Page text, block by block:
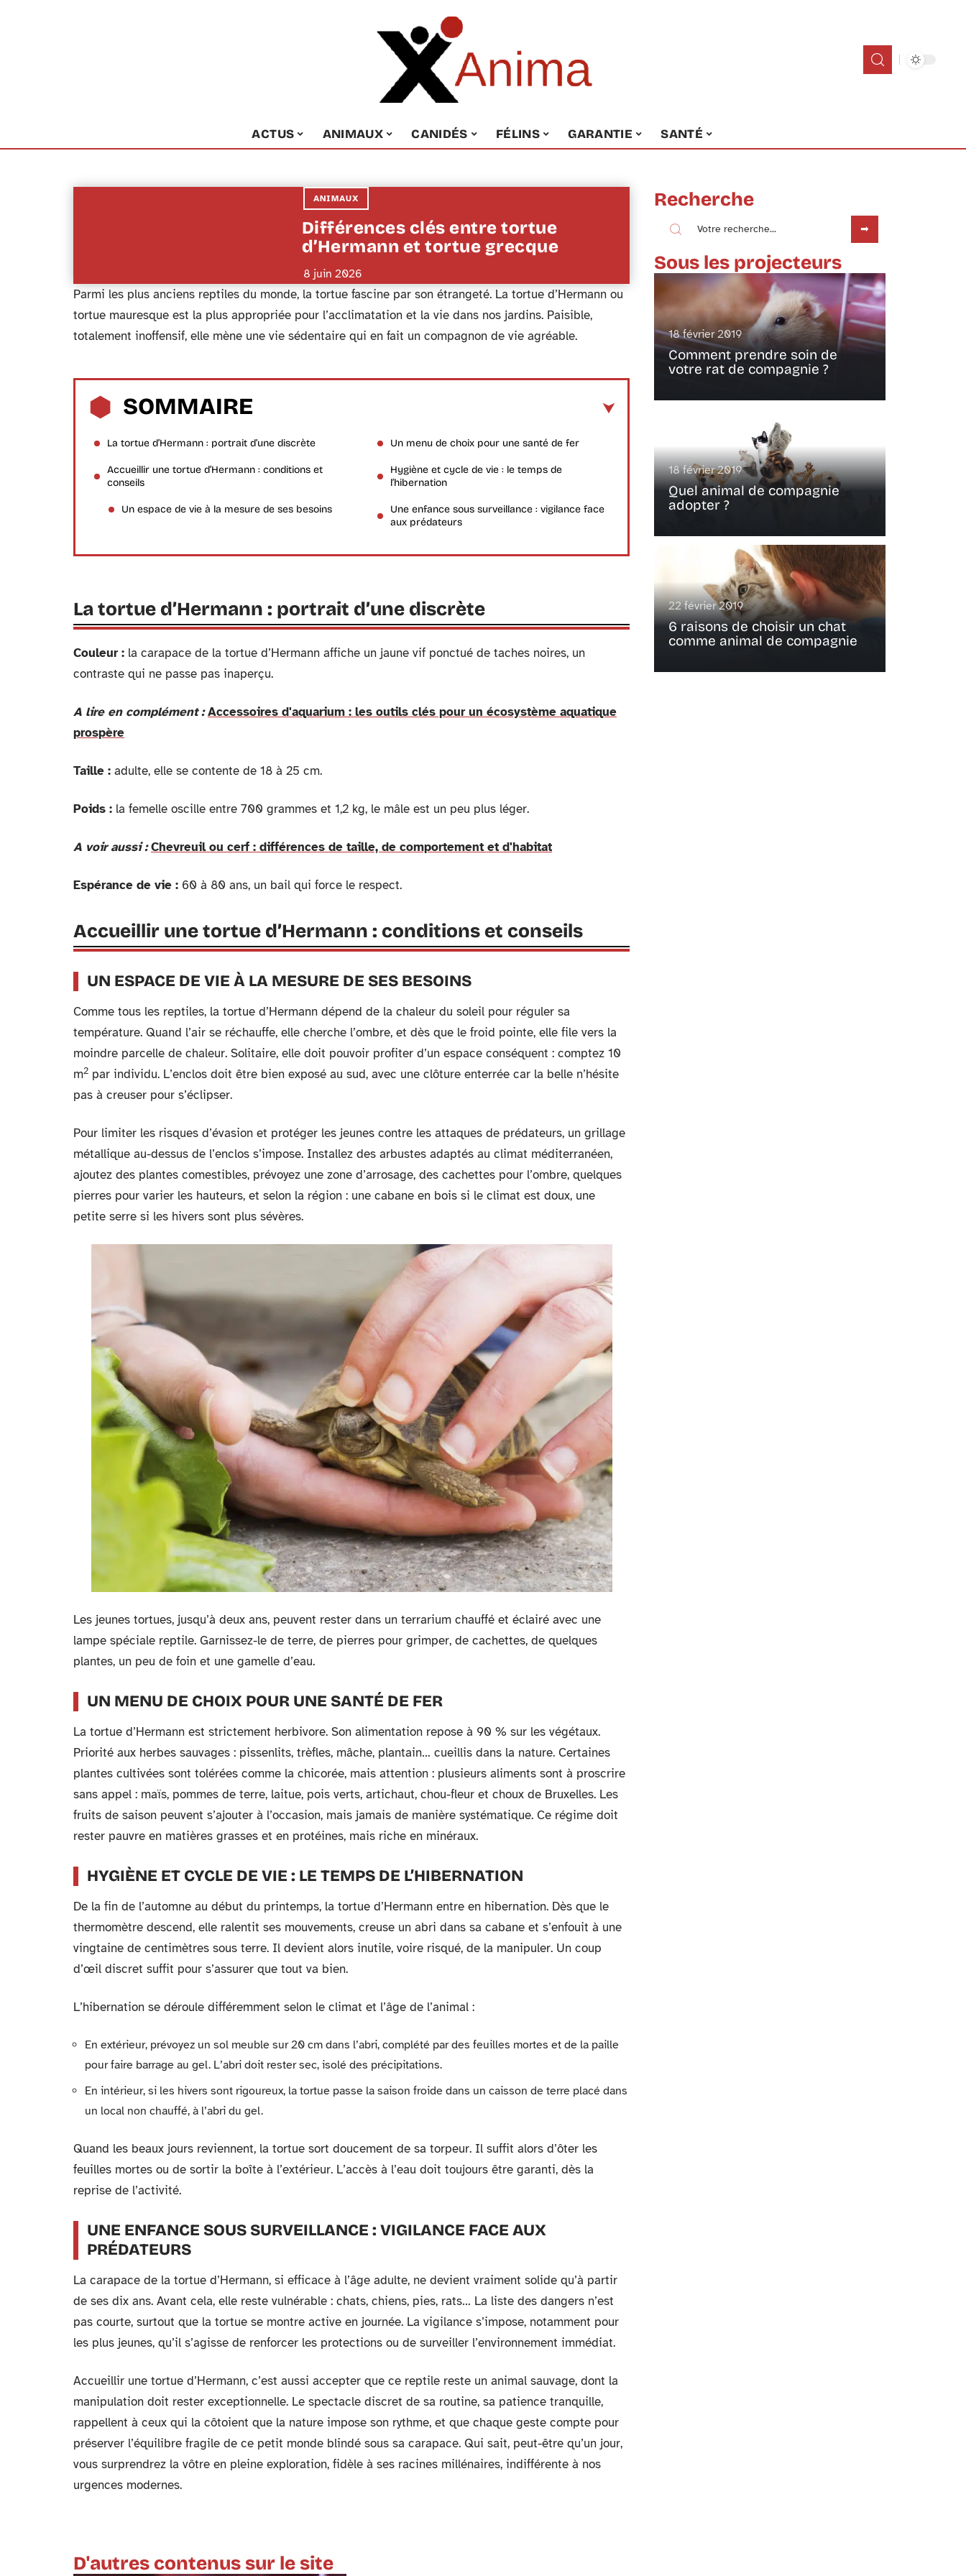
ACTUS ANIMAUX CANIDÉS FÉLINS GARANTIE SANTÉ
ANIMAUX
Différences clés entre tortue
d’Hermann et tortue grecque
8 juin 2026
Parmi les plus anciens reptiles du monde, la tortue fascine par son étrangeté. La tortue d’Hermann ou
tortue mauresque est la plus appropriée pour l’acclimatation et la vie dans nos jardins. Paisible,
totalement inoffensif, elle mène une vie sédentaire qui en fait un compagnon de vie agréable.
SOMMAIRE
La tortue d’Hermann : portrait d’une discrète
Accueillir une tortue d’Hermann : conditions et
conseils
Un espace de vie à la mesure de ses besoins
Un menu de choix pour une santé de fer
Hygiène et cycle de vie : le temps de
l’hibernation
Une enfance sous surveillance : vigilance face
aux prédateurs
La tortue d’Hermann : portrait d’une discrète
Couleur : la carapace de la tortue d’Hermann affiche un jaune vif ponctué de taches noires, un
contraste qui ne passe pas inaperçu.
A lire en complément : Accessoires d'aquarium : les outils clés pour un écosystème aquatique
prospère
Taille : adulte, elle se contente de 18 à 25 cm.
Poids : la femelle oscille entre 700 grammes et 1,2 kg, le mâle est un peu plus léger.
A voir aussi : Chevreuil ou cerf : différences de taille, de comportement et d'habitat
Espérance de vie : 60 à 80 ans, un bail qui force le respect.
Accueillir une tortue d’Hermann : conditions et conseils
UN ESPACE DE VIE À LA MESURE DE SES BESOINS
Comme tous les reptiles, la tortue d’Hermann dépend de la chaleur du soleil pour réguler sa
température. Quand l’air se réchauffe, elle cherche l’ombre, et dès que le froid pointe, elle file vers la
moindre parcelle de chaleur. Solitaire, elle doit pouvoir profiter d’un espace conséquent : comptez 10
m2 par individu. L’enclos doit être bien exposé au sud, avec une clôture enterrée car la belle n’hésite
pas à creuser pour s’éclipser.
Pour limiter les risques d’évasion et protéger les jeunes contre les attaques de prédateurs, un grillage
métallique au-dessus de l’enclos s’impose. Installez des arbustes adaptés au climat méditerranéen,
ajoutez des plantes comestibles, prévoyez une zone d’arrosage, des cachettes pour l’ombre, quelques
pierres pour varier les hauteurs, et selon la région : une cabane en bois si le climat est doux, une
petite serre si les hivers sont plus sévères.
Les jeunes tortues, jusqu’à deux ans, peuvent rester dans un terrarium chauffé et éclairé avec une
lampe spéciale reptile. Garnissez-le de terre, de pierres pour grimper, de cachettes, de quelques
plantes, un peu de foin et une gamelle d’eau.
UN MENU DE CHOIX POUR UNE SANTÉ DE FER
La tortue d’Hermann est strictement herbivore. Son alimentation repose à 90 % sur les végétaux.
Priorité aux herbes sauvages : pissenlits, trèfles, mâche, plantain… cueillis dans la nature. Certaines
plantes cultivées sont tolérées comme la chicorée, mais attention : plusieurs aliments sont à proscrire
sans appel : maïs, pommes de terre, laitue, pois verts, artichaut, chou-fleur et choux de Bruxelles. Les
fruits de saison peuvent s’ajouter à l’occasion, mais jamais de manière systématique. Ce régime doit
rester pauvre en matières grasses et en protéines, mais riche en minéraux.
HYGIÈNE ET CYCLE DE VIE : LE TEMPS DE L’HIBERNATION
De la fin de l’automne au début du printemps, la tortue d’Hermann entre en hibernation. Dès que le
thermomètre descend, elle ralentit ses mouvements, creuse un abri dans sa cabane et s’enfouit à une
vingtaine de centimètres sous terre. Il devient alors inutile, voire risqué, de la manipuler. Un coup
d’œil discret suffit pour s’assurer que tout va bien.
L’hibernation se déroule différemment selon le climat et l’âge de l’animal :
En extérieur, prévoyez un sol meuble sur 20 cm dans l’abri, complété par des feuilles mortes et de la paille
pour faire barrage au gel. L’abri doit rester sec, isolé des précipitations.
En intérieur, si les hivers sont rigoureux, la tortue passe la saison froide dans un caisson de terre placé dans
un local non chauffé, à l’abri du gel.
Quand les beaux jours reviennent, la tortue sort doucement de sa torpeur. Il suffit alors d’ôter les
feuilles mortes ou de sortir la boîte à l’extérieur. L’accès à l’eau doit toujours être garanti, dès la
reprise de l’activité.
UNE ENFANCE SOUS SURVEILLANCE : VIGILANCE FACE AUX
PRÉDATEURS
La carapace de la tortue d’Hermann, si efficace à l’âge adulte, ne devient vraiment solide qu’à partir
de ses dix ans. Avant cela, elle reste vulnérable : chats, chiens, pies, rats… La liste des dangers n’est
pas courte, surtout que la tortue se montre active en journée. La vigilance s’impose, notamment pour
les plus jeunes, qu’il s’agisse de renforcer les protections ou de surveiller l’environnement immédiat.
Accueillir une tortue d’Hermann, c’est aussi accepter que ce reptile reste un animal sauvage, dont la
manipulation doit rester exceptionnelle. Le spectacle discret de sa routine, sa patience tranquille,
rappellent à ceux qui la côtoient que la nature impose son rythme, et que chaque geste compte pour
préserver l’équilibre fragile de ce petit monde blindé sous sa carapace. Qui sait, peut-être qu’un jour,
vous surprendrez la vôtre en pleine exploration, fidèle à ses racines millénaires, indifférente à nos
urgences modernes.
D'autres contenus sur le site
Recherche
Sous les projecteurs
18 février 2019
Comment prendre soin de
votre rat de compagnie ?
18 février 2019
Quel animal de compagnie
adopter ?
22 février 2019
6 raisons de choisir un chat
comme animal de compagnie